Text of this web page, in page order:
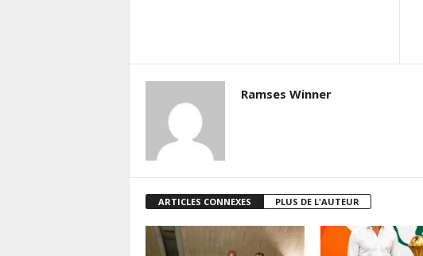
Ramses Winner
ARTICLES CONNEXES PLUS DE L'AUTEUR